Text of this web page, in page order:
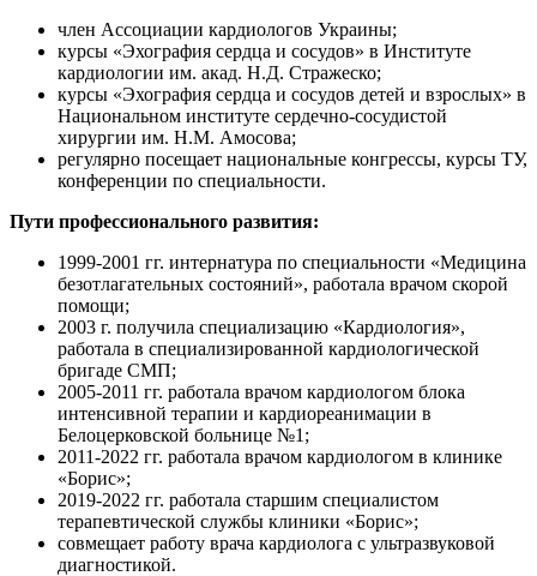
член Ассоциации кардиологов Украины;
курсы «Эхография сердца и сосудов» в Институте
кардиологии им. акад. Н.Д. Стражеско;
курсы «Эхография сердца и сосудов детей и взрослых» в
Национальном институте сердечно-сосудистой
хирургии им. Н.М. Амосова;
регулярно посещает национальные конгрессы, курсы ТУ,
конференции по специальности.
Пути профессионального развития:
1999-2001 гг. интернатура по специальности «Медицина
безотлагательных состояний», работала врачом скорой
помощи;
2003 г. получила специализацию «Кардиология»,
работала в специализированной кардиологической
бригаде СМП;
2005-2011 гг. работала врачом кардиологом блока
интенсивной терапии и кардиореанимации в
Белоцерковской больнице №1;
2011-2022 гг. работала врачом кардиологом в клинике
«Борис»;
2019-2022 гг. работала старшим специалистом
терапевтической службы клиники «Борис»;
совмещает работу врача кардиолога с ультразвуковой
диагностикой.